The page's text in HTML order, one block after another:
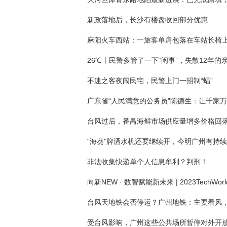
新政落地后，长沙有楼盘收回部分优惠
不速之客夜闯民宅，民警上门一招制“蝠”
台风过后，番禺海鲜市场供应量增多价格回
非法收集快递单个人信息牟利？判刑！
受台风影响，广州这些公共场所暂停对外开